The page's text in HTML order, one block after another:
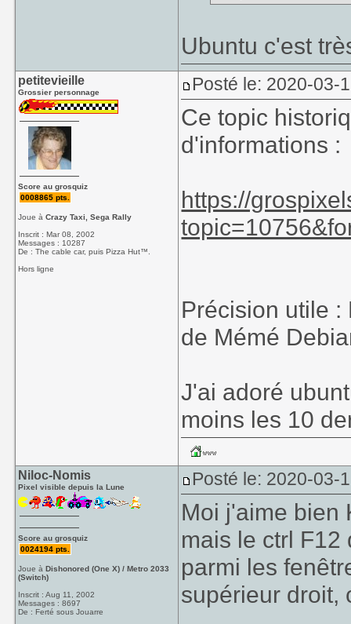
Ubuntu c'est
petitevieille
Grossier personnage
Score au grosquiz
0008865 pts.
Joue àCrazy Taxi, Sega Rally
Inscrit : Mar 08, 2002
Messages : 10287
De : The cable car, puis Pizza Hut™.
Hors ligne
Posté le: 2020-03-
Ce topic
d'informations :
https://
Précision utile
de Mémé
J'ai adoré
moins les 10
Niloc-Nomis
Pixel visible depuis la Lune
Score au grosquiz
0024194 pts.
Joue àDishonored (One X) / Metro 2033
(Switch)
Inscrit : Aug 11, 2002
Messages : 8697
De : Ferté sous Jouarre
Posté le: 2020-03-
Moi j'aime bien
mais le ctrl
parmi les
supérieur droit,